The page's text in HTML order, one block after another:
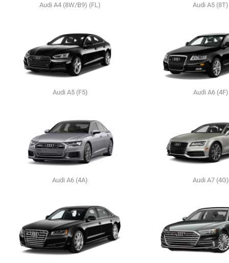
Audi A4 (8W/B9) (FL) Audi A5 (8T)
Audi A5 (F5) Audi A6 (4F)
Audi A6 (4A) Audi A7 (4G)